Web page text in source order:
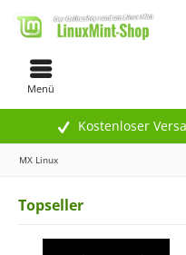
Kostenloser
Menü
MX Linux
Topseller